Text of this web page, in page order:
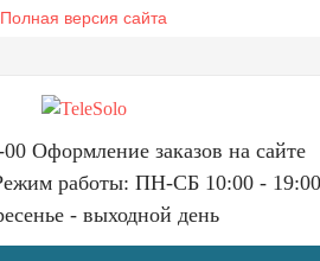
Полная версия сайта
Оформление заказов на сайте
работы: ПН-СБ 10:00 - 19:00
- выходной день